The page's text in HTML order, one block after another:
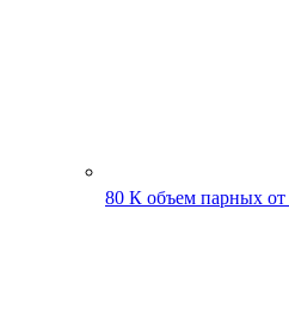
80 К объем парных